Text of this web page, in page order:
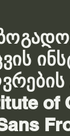
of